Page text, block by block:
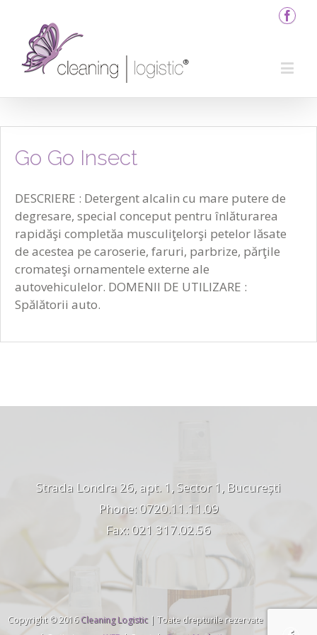
Go Go Insect
DESCRIERE : Detergent alcalin cu mare putere de
degresare, special conceput pentru înlăturarea
rapidăşi completăa musculiţelorşi petelor lăsate
de acestea pe caroserie, faruri, parbrize, părţile
cromateşi ornamentele externe ale
autovehiculelor. DOMENII DE UTILIZARE :
Spălătorii auto.
Strada Londra 26, apt. 1, Sector 1, București
Phone: 0720.11.11.09
Fax: 021 317.02.56
Copyright © 2016Cleaning Logistic| Toate drepturile rezervate